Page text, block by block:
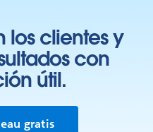
los clientes y
con
útil.
gratis